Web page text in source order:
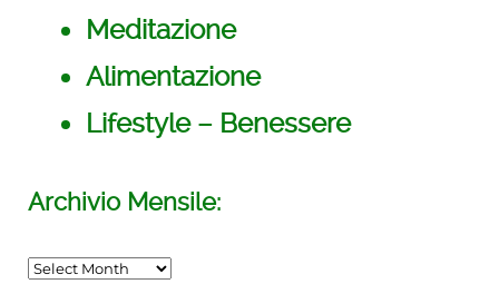
INCONTRO di MEDITAZIONE del
Meditazione
Alimentazione
Lifestyle – Benessere
Archivio Mensile: